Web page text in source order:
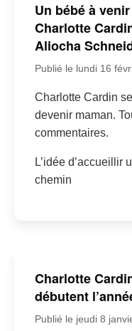
Un bébé à
Charlotte
Aliocha
Publié le lundi 16
Charlotte Cardin
devenir maman.
commentaires.
L’idée d’accueillir
chemin
Charlotte
débutent
Publié le jeudi 8